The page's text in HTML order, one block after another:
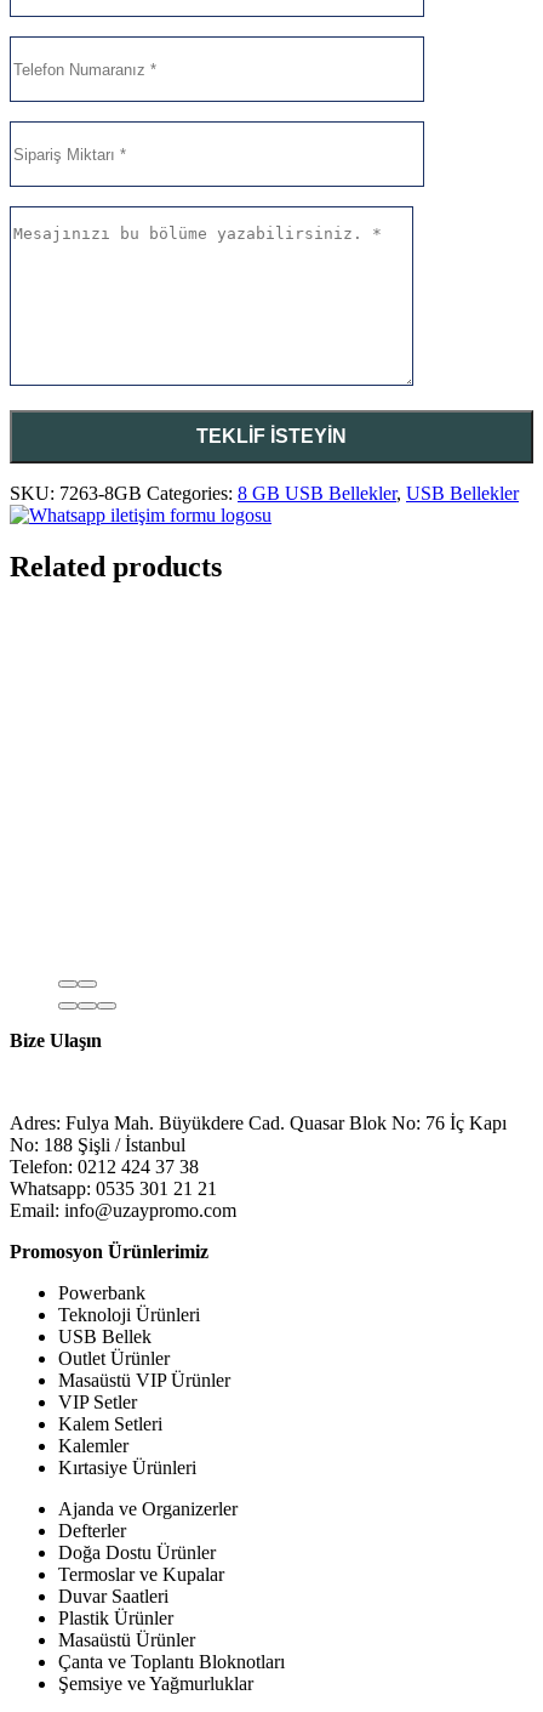
SKU: 7263-8GB Categories: 8 GB USB Bellekler, USB Bellekler
Related products
Bize Ulaşın
Adres: Fulya Mah. Büyükdere Cad. Quasar Blok No: 76 İç Kapı
No: 188 Şişli / İstanbul
Telefon: 0212 424 37 38
Whatsapp: 0535 301 21 21
Email: info@uzaypromo.com
Promosyon Ürünlerimiz
Powerbank
Teknoloji Ürünleri
USB Bellek
Outlet Ürünler
Masaüstü VIP Ürünler
VIP Setler
Kalem Setleri
Kalemler
Kırtasiye Ürünleri
Ajanda ve Organizerler
Defterler
Doğa Dostu Ürünler
Termoslar ve Kupalar
Duvar Saatleri
Plastik Ürünler
Masaüstü Ürünler
Çanta ve Toplantı Bloknotları
Şemsiye ve Yağmurluklar